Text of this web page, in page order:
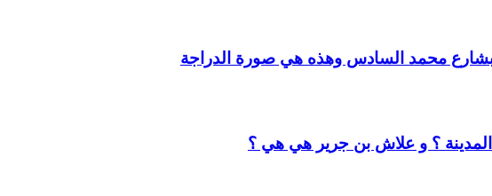
بشارع محمد السادس وهذه هي صورة الدراجة
؟ و علاش بن جرير هي هي ؟